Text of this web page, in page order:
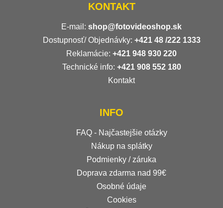
KONTAKT
E-mail: shop@fotovideoshop.sk
Dostupnosť/ Objednávky: +421 48 /222 1333
Reklamácie: +421 948 930 220
Technické info: +421 908 552 180
Kontakt
INFO
FAQ - Najčastejšie otázky
Nákup na splátky
Podmienky / záruka
Doprava zdarma nad 99€
Osobné údaje
Cookies